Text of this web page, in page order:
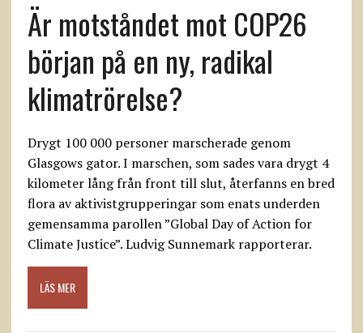
Är motståndet mot COP26
början på en ny, radikal
klimatrörelse?
Drygt 100 000 personer marscherade genom
Glasgows gator. I marschen, som sades vara drygt 4
kilometer lång från front till slut, återfanns en bred
flora av aktivistgrupperingar som enats underden
gemensamma parollen ”Global Day of Action for
Climate Justice”. Ludvig Sunnemark rapporterar.
LÄS MER